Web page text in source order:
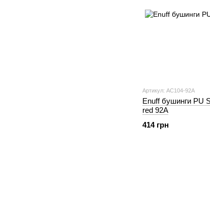
Артикул: AC104-92A
Enuff бушинги PU
red 92A
414 грн